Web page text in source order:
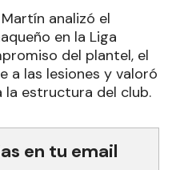
analizó el
en la Liga
del plantel, el
a las lesiones y valoró
estructura del club.
en tu email